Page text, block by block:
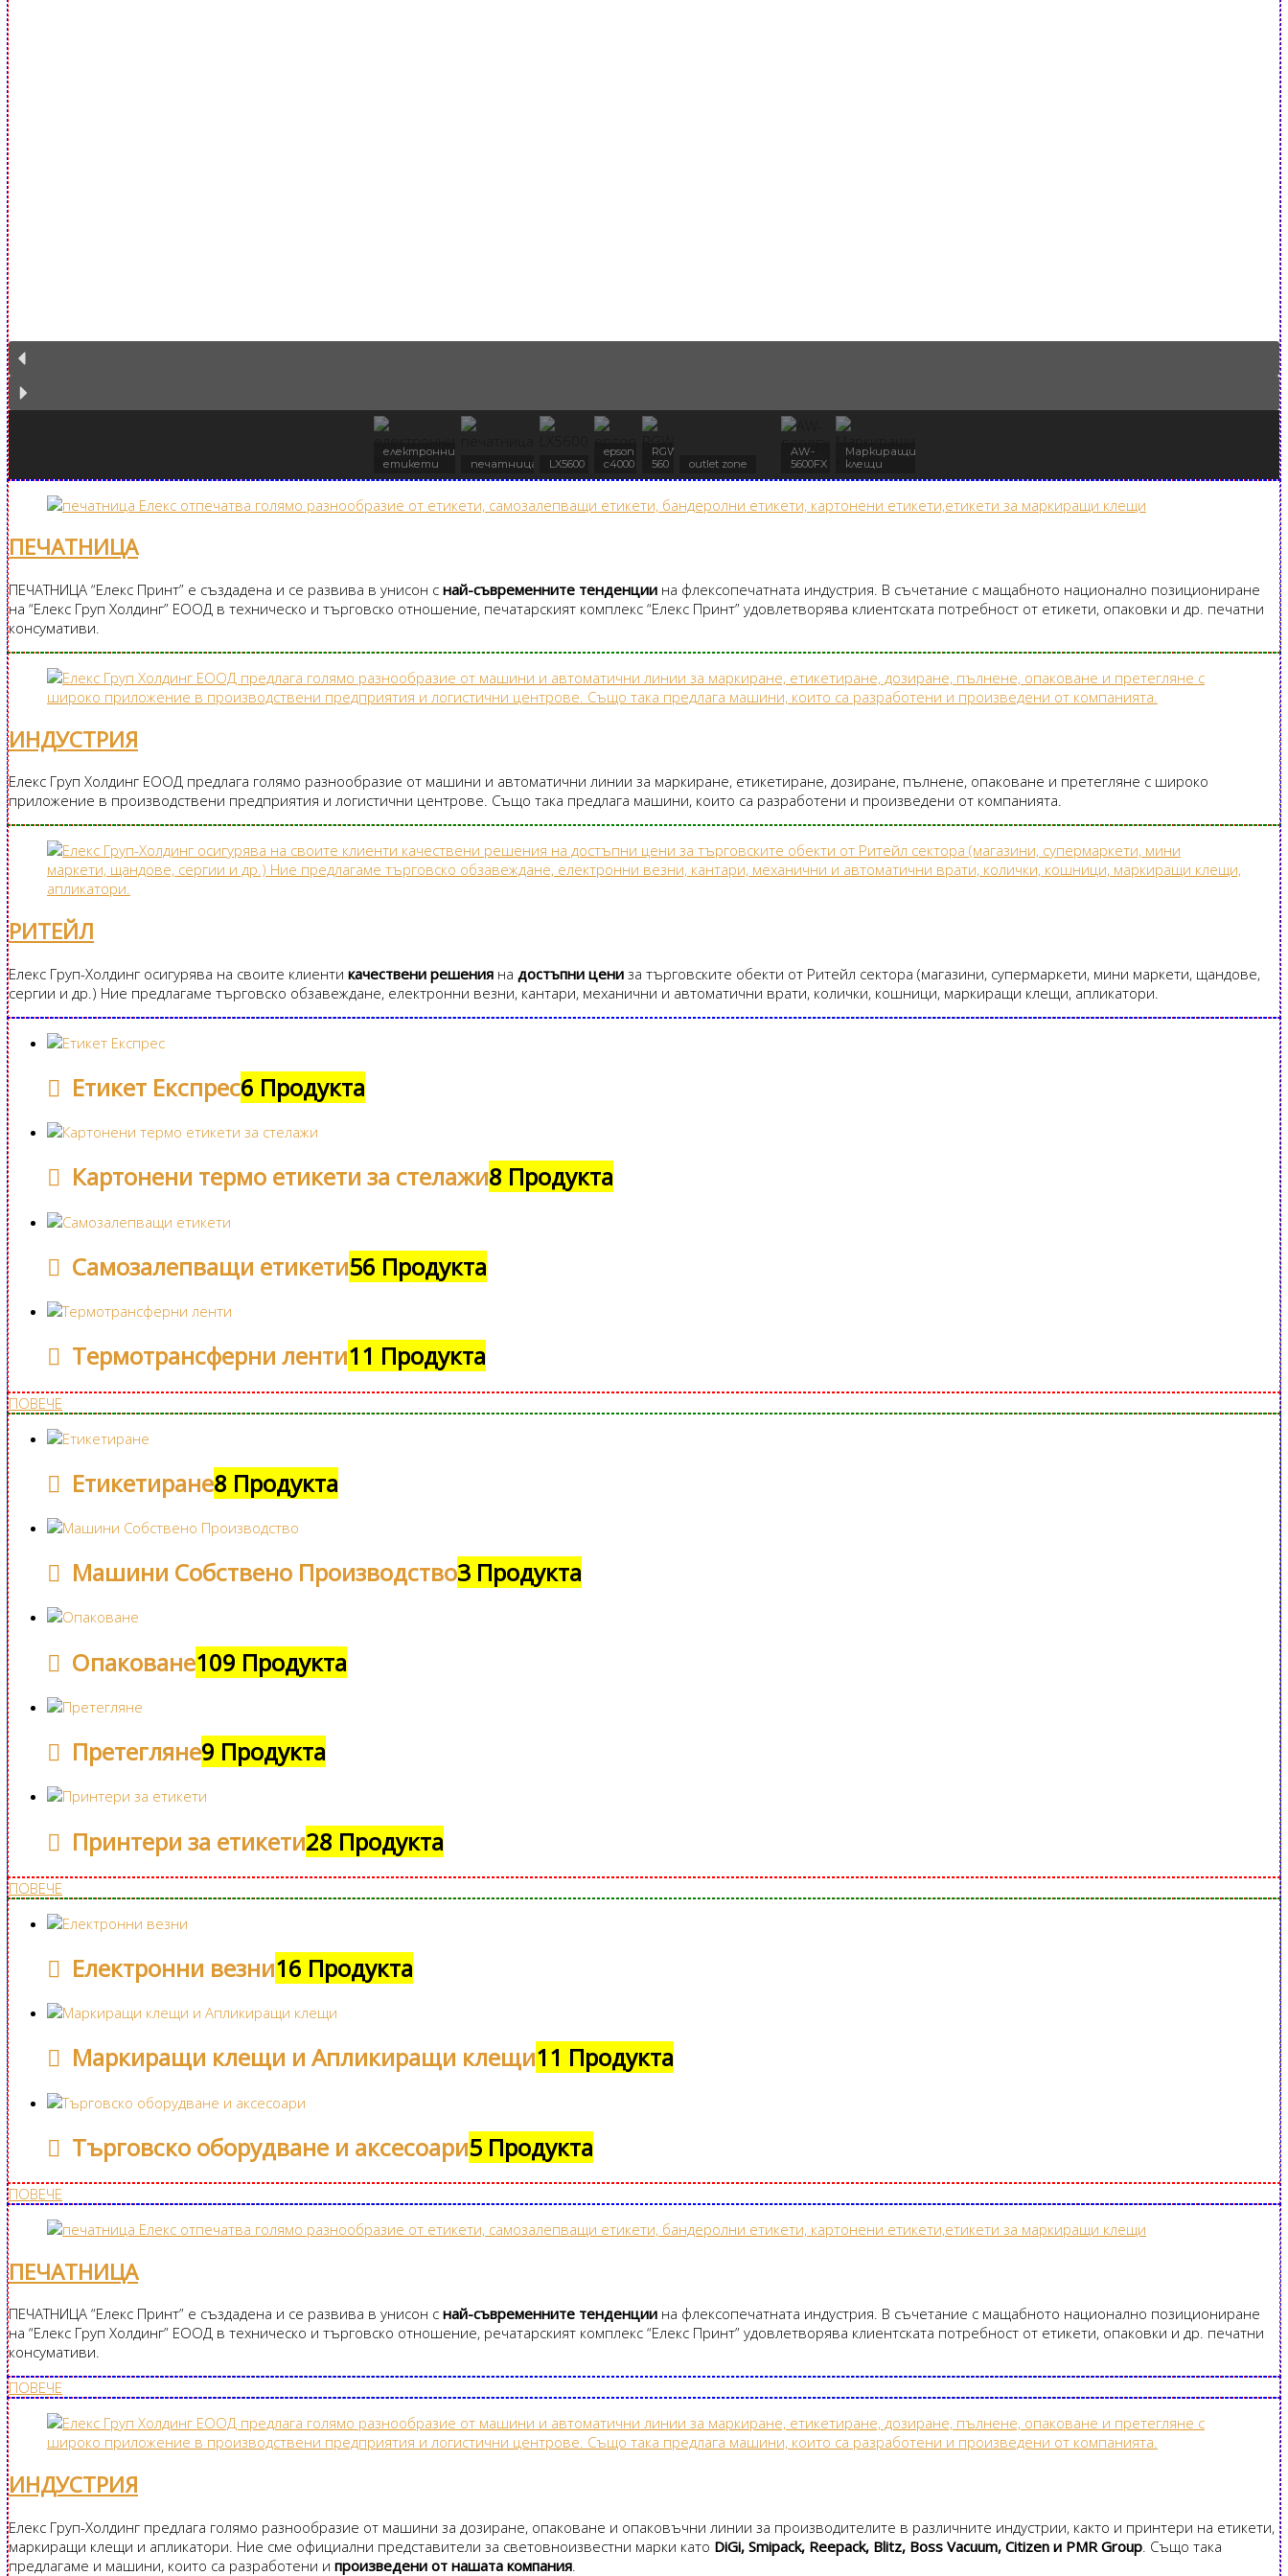
електронни
етикети
печатница LX5600
epson
c4000
RGW
560
outlet zone
AW-
5600FX
Маркиращи
клещи
ПЕЧАТНИЦА
ПЕЧАТНИЦА “Елекс Принт” е създадена и се развива в унисон с най-съвременните тенденции на флексопечатната индустрия. В съчетание с мащабното национално позициониране
на “Елекс Груп Холдинг” ЕООД в техническо и търговско отношение, печатарският комплекс “Елекс Принт” удовлетворява клиентската потребност от етикети, опаковки и др. печатни
консумативи.
ИНДУСТРИЯ​
Елекс Груп Холдинг ЕООД предлага голямо разнообразие от машини и автоматични линии за маркиране, етикетиране, дозиране, пълнене, опаковане и претегляне с широко
приложение в производствени предприятия и логистични центрове. Също така предлага машини, които са разработени и произведени от компанията.
РИТЕЙЛ
Елекс Груп-Холдинг осигурява на своите клиенти качествени решения на достъпни цени за търговските обекти от Ритейл сектора (магазини, супермаркети, мини маркети, щандове,
сергии и др.) Ние предлагаме търговско обзавеждане, електронни везни, кантари, механични и автоматични врати, колички, кошници, маркиращи клещи, апликатори.
Етикет Експрес6 Продукта
Картонени термо етикети за стелажи8 Продукта
Самозалепващи етикети56 Продукта
Термотрансферни ленти11 Продукта
ПОВЕЧЕ
Етикетиране8 Продукта
Машини Собствено Производство3 Продукта
Опаковане109 Продукта
Претегляне9 Продукта
Принтери за етикети28 Продукта
ПОВЕЧЕ
Електронни везни16 Продукта
Маркиращи клещи и Апликиращи клещи11 Продукта
Търговско оборудване и аксесоари5 Продукта
ПОВЕЧЕ
ПЕЧАТНИЦА
ПЕЧАТНИЦА “Елекс Принт” е създадена и се развива в унисон с най-съвременните тенденции на флексопечатната индустрия. В съчетание с мащабното национално позициониране
на “Елекс Груп Холдинг” ЕООД в техническо и търговско отношение, pечатарският комплекс “Елекс Принт” удовлетворява клиентската потребност от етикети, опаковки и др. печатни
консумативи.
ПОВЕЧЕ
ИНДУСТРИЯ​
Елекс Груп-Холдинг предлага голямо разнообразие от машини за дозиране, опаковане и опаковъчни линии за производителите в различните индустрии, както и принтери на етикети,
маркиращи клещи и апликатори. Ние сме официални представители за световноизвестни марки като DiGi, Smipack, Reepack, Blitz, Boss Vacuum, Citizen и PMR Group . Също така
предлагаме и машини, които са разработени и произведени от нашата компания